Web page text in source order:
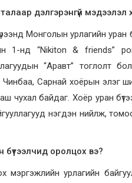
дэлгэрэнгүй мэдээлэл
Монголын урлагийн
1-нд “Nikiton & friends”
“Аравт” тоглолт
Сарнай хоёрын элэг
чухал байдаг. Хоёр уран
нэгдэн нийлж,
бүтээлчид оролцох вэ?
урлагийн